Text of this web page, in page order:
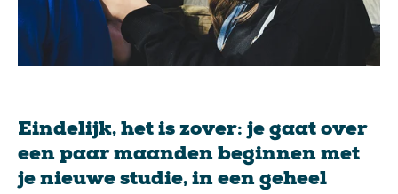
Eindelijk, het is zover: je gaat over
een paar maanden beginnen met
je nieuwe studie, in een geheel